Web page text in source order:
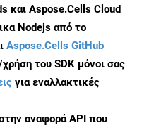
και Aspose.Cells Cloud
Nodejs από το
Aspose.Cells GitHub
του SDK μόνοι σας
για εναλλακτικές
αναφορά API που